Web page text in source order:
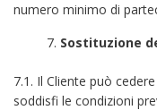
numero minimo di
Sostituzione
7.1. Il Cliente può
soddisfi le condizioni